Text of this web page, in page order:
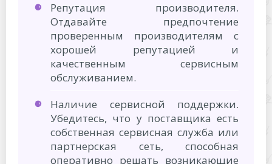
Репутация производителя.
Отдавайте предпочтение
проверенным производителям с
хорошей репутацией и
качественным сервисным
обслуживанием.
Наличие сервисной поддержки.
Убедитесь, что у поставщика есть
собственная сервисная служба или
партнерская сеть, способная
оперативно решать возникающие